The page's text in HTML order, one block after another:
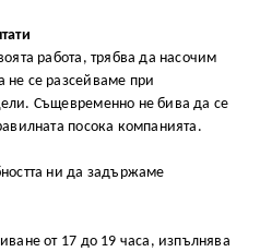
работа, трябва да насочим
не се разсейваме при
Същевременно не бива да се
посока компанията.
ни да задържаме
от 17 до 19 часа, изпълнява